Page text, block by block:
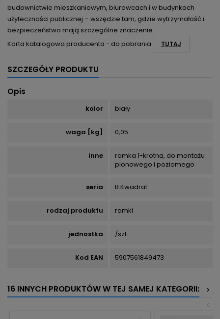
budownictwie mieszkaniowym, biurowcach i w budynkach
użyteczności publicznej – wszędzie tam, gdzie wytrzymałość i
bezpieczeństwo mają szczególne znaczenie.
Karta katalogowa producenta - do pobrania
TUTAJ
SZCZEGÓŁY PRODUKTU
Opis
kolor biały
waga [kg] 0,05
inne
ramka 1-krotna, do montażu
pionowego i poziomego
seria B.Kwadrat
rodzaj produktu ramki
jednostka /szt.
Kod EAN 5907561849473
16 INNYCH PRODUKTÓW W TEJ SAMEJ KATEGORII:
>
<